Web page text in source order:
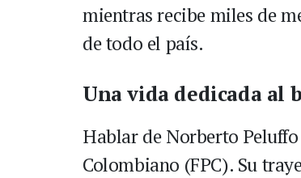
mientras recibe miles de
de todo el país.
Una vida dedicada al
Hablar de Norberto
Colombiano (FPC). Su